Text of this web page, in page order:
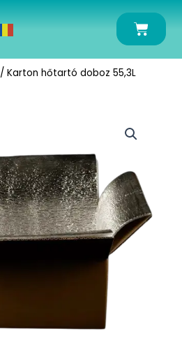
Kosár
/ Karton hőtartó doboz 55,3L